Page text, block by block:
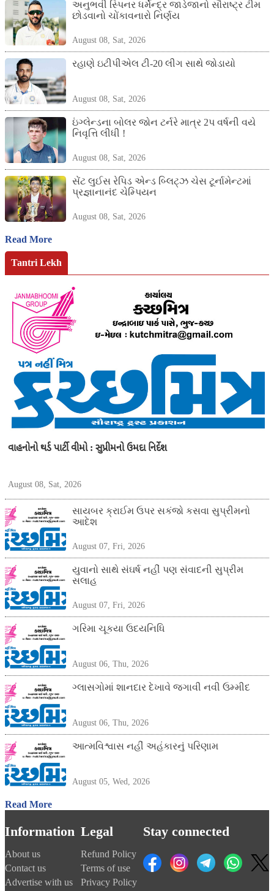
અનુભવી સ્પિનર ધર્મેન્દ્ર જાડેજાનો સૌરાષ્ટ્ર ટીમ
છોડવાનો ચોંકાવનારો નિર્ણય
August 08, Sat, 2026
રહાણે ઇટીપીએલ ટી-20 લીગ સાથે જોડાયો
August 08, Sat, 2026
ઇંગ્લેન્ડના બોલર જોન ટર્નરે માત્ર 2પ વર્ષની વયે
નિવૃત્તિ લીધી !
August 08, Sat, 2026
સેંટ લુઈસ રેપિડ એન્ડ બ્લિટ્ઝ ચેસ ટૂર્નામેન્ટમાં
પ્રજ્ઞાનાનંદ ચેમ્પિયન
August 08, Sat, 2026
Read More
Tantri Lekh
વાહનોનો થર્ડ પાર્ટી વીમો : સુપ્રીમનો ઉમદા નિર્દેશ
August 08, Sat, 2026
સાયબર ક્રાઈમ ઉપર સકંજો કસવા સુપ્રીમનો
આદેશ
August 07, Fri, 2026
યુવાનો સાથે સંઘર્ષ નહીં પણ સંવાદની સુપ્રીમ
સલાહ
August 07, Fri, 2026
ગરિમા ચૂકયા ઉદયનિધિ
August 06, Thu, 2026
ગ્લાસગોમાં શાનદાર દેખાવે જગાવી નવી ઉમ્મીદ
August 06, Thu, 2026
આત્મવિશ્વાસ નહીં અહંકારનું પરિણામ
August 05, Wed, 2026
Read More
Information
About us
Contact us
Advertise with us
Legal
Refund Policy
Terms of use
Privacy Policy
Stay connected